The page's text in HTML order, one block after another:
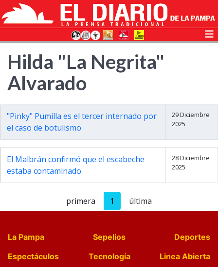
Hilda "La Negrita"
Alvarado
"Pinky" Pumilla es el tercer internado por
el caso de botulismo
29 Diciembre
2025
El Malbrán confirmó que el escabeche
estaba contaminado
28 Diciembre
2025
primera 1 última
La Pampa Sepelios
Deportes
Espectáculos
Tecnología
Linea Abierta